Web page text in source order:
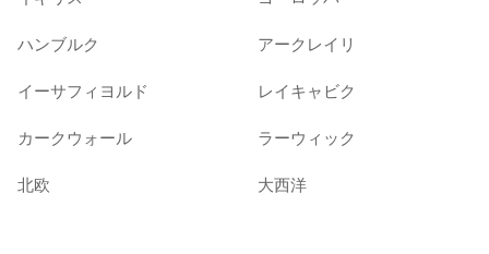
ハンブルク アークレイリ
イーサフィヨルド レイキャビク
カークウォール ラーウィック
北欧 大西洋